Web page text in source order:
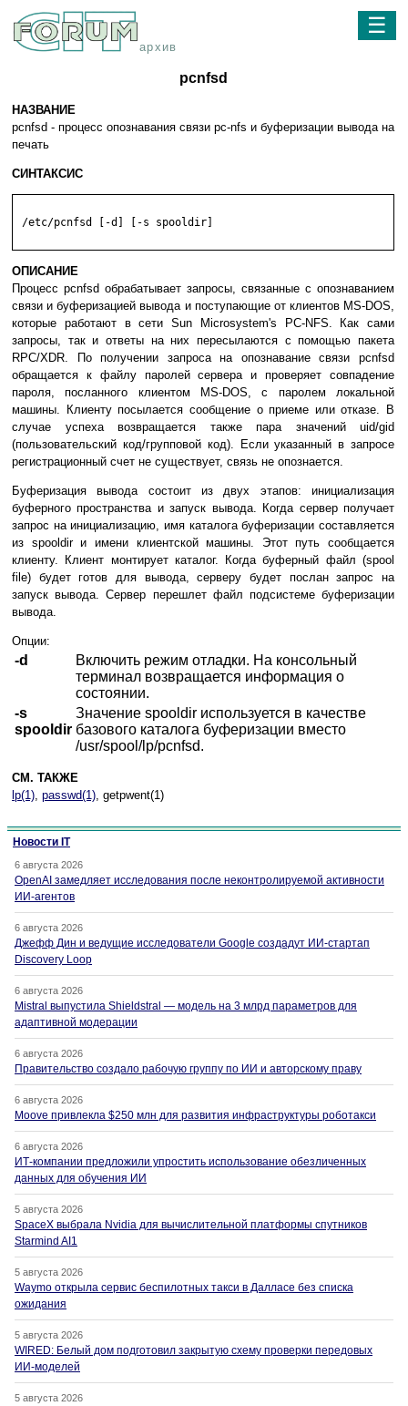
архив
☰
pcnfsd
НАЗВАНИЕ
pcnfsd - процесс опознавания связи pc-nfs и буферизации вывода на
печать
СИНТАКСИС
/etc/pcnfsd [-d] [-s spooldir]
ОПИСАНИЕ
Процесс pcnfsd обрабатывает запросы, связанные с опознаванием
связи и буферизацией вывода и поступающие от клиентов MS-DOS,
которые работают в сети Sun Microsystem's PC-NFS. Как сами
запросы, так и ответы на них пересылаются с помощью пакета
RPC/XDR. По получении запроса на опознавание связи pcnfsd
обращается к файлу паролей сервера и проверяет совпадение
пароля, посланного клиентом MS-DOS, с паролем локальной
машины. Клиенту посылается сообщение о приеме или отказе. В
случае успеха возвращается также пара значений uid/gid
(пользовательский код/групповой код). Если указанный в запросе
регистрационный счет не существует, связь не опознается.
Буферизация вывода состоит из двух этапов: инициализация
буферного пространства и запуск вывода. Когда сервер получает
запрос на инициализацию, имя каталога буферизации составляется
из spooldir и имени клиентской машины. Этот путь сообщается
клиенту. Клиент монтирует каталог. Когда буферный файл (spool
file) будет готов для вывода, серверу будет послан запрос на
запуск вывода. Сервер перешлет файл подсистеме буферизации
вывода.
Опции:
-d
Включить режим отладки. На консольный
терминал возвращается информация о
состоянии.
-s
spooldir
Значение spooldir используется в качестве
базового каталога буферизации вместо
/usr/spool/lp/pcnfsd.
СМ. ТАКЖЕ
lp(1), passwd(1), getpwent(1)
Новости IT
6 августа 2026
OpenAI замедляет исследования после неконтролируемой активности
ИИ-агентов
6 августа 2026
Джефф Дин и ведущие исследователи Google создадут ИИ-стартап
Discovery Loop
6 августа 2026
Mistral выпустила Shieldstral — модель на 3 млрд параметров для
адаптивной модерации
6 августа 2026
Правительство создало рабочую группу по ИИ и авторскому праву
6 августа 2026
Moove привлекла $250 млн для развития инфраструктуры роботакси
6 августа 2026
ИТ-компании предложили упростить использование обезличенных
данных для обучения ИИ
5 августа 2026
SpaceX выбрала Nvidia для вычислительной платформы спутников
Starmind AI1
5 августа 2026
Waymo открыла сервис беспилотных такси в Далласе без списка
ожидания
5 августа 2026
WIRED: Белый дом подготовил закрытую схему проверки передовых
ИИ-моделей
5 августа 2026